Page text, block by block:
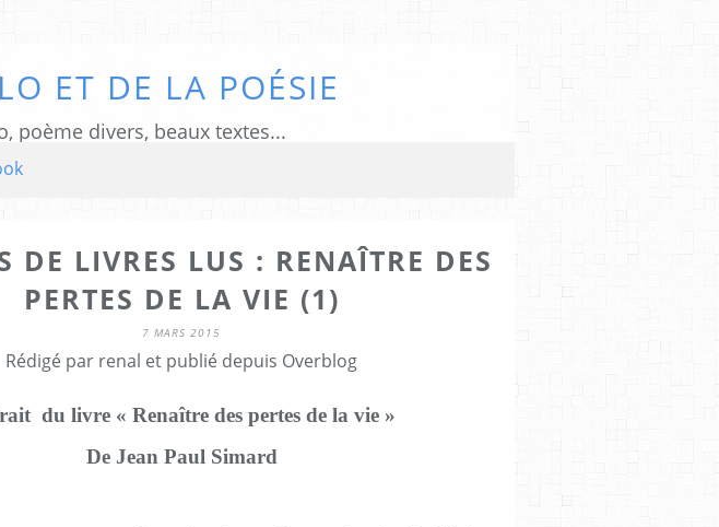
ET DE LA POÉSIE
poème divers, beaux textes...
DE LIVRES LUS : RENAÎTRE DES
PERTES DE LA VIE (1)
7 MARS 2015
Rédigé par renal et publié depuis Overblog
du livre « Renaître des pertes de la vie »
De Jean Paul Simard